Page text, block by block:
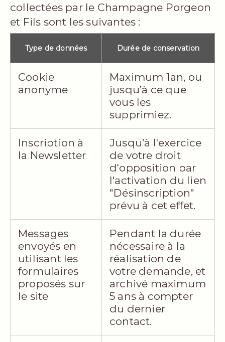
collectées par le Champagne Porgeon
et Fils sont les suivantes :
Type de données Durée de conservation
Cookie
anonyme
Maximum 1an, ou
jusqu’à ce que
vous les
supprimiez.
Inscription à
la Newsletter
Jusqu’à l'exercice
de votre droit
d'opposition par
l'activation du lien
"Désinscription"
prévu à cet effet.
Messages
envoyés en
utilisant les
formulaires
proposés sur
le site
Pendant la durée
nécessaire à la
réalisation de
votre demande, et
archivé maximum
5 ans à compter
du dernier
contact.